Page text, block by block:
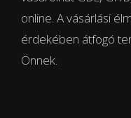
online. A vásárlási
érdekében átfogó
Önnek.